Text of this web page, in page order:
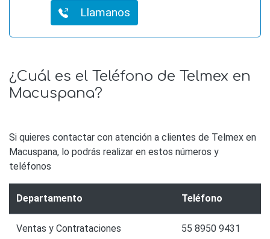
Llamanos
¿Cuál es el Teléfono de Telmex en
Macuspana?
Si quieres contactar con atención a clientes de Telmex en
Macuspana, lo podrás realizar en estos números y
teléfonos
Departamento Teléfono
Ventas y Contrataciones 55 8950 9431